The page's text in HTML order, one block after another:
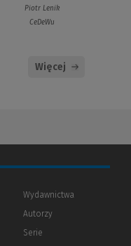
Piotr Lenik
CeDeWu
Więcej
Wydawnictwa
Autorzy
Serie